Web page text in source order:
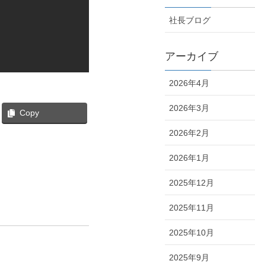
Copy
社長ブログ
アーカイブ
2026年4月
2026年3月
2026年2月
2026年1月
2025年12月
2025年11月
2025年10月
2025年9月